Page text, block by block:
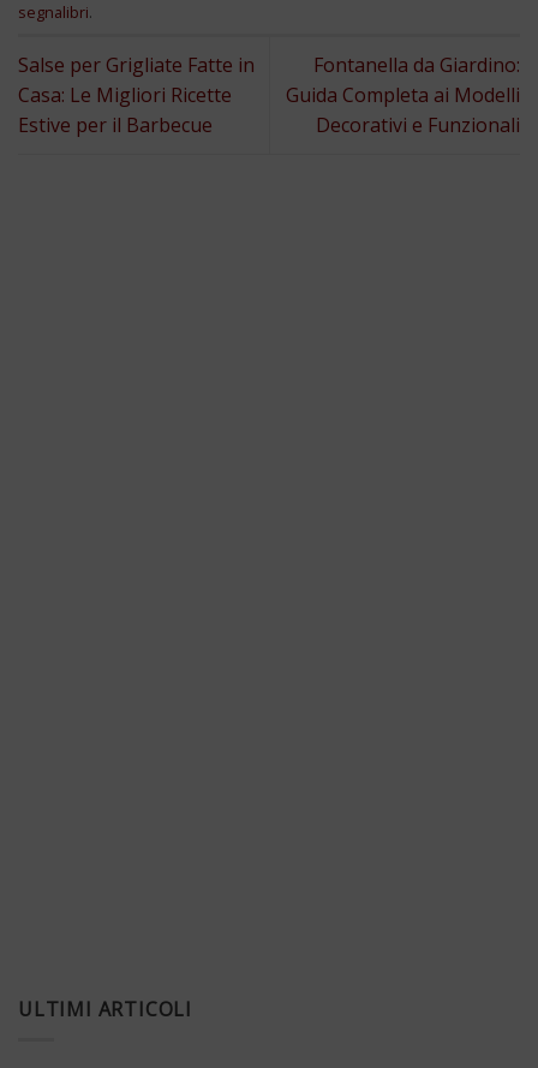
segnalibri.
Salse per Grigliate Fatte in
Casa: Le Migliori Ricette
Estive per il Barbecue
Fontanella da Giardino:
Guida Completa ai Modelli
Decorativi e Funzionali
ULTIMI ARTICOLI